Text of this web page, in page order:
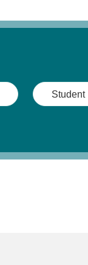
Student